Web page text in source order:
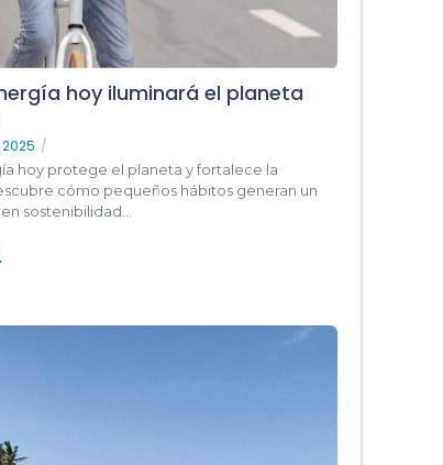
hoy iluminará el planeta
/
hoy protege el planeta y fortalece la
cómo pequeños hábitos generan un
sostenibilidad...